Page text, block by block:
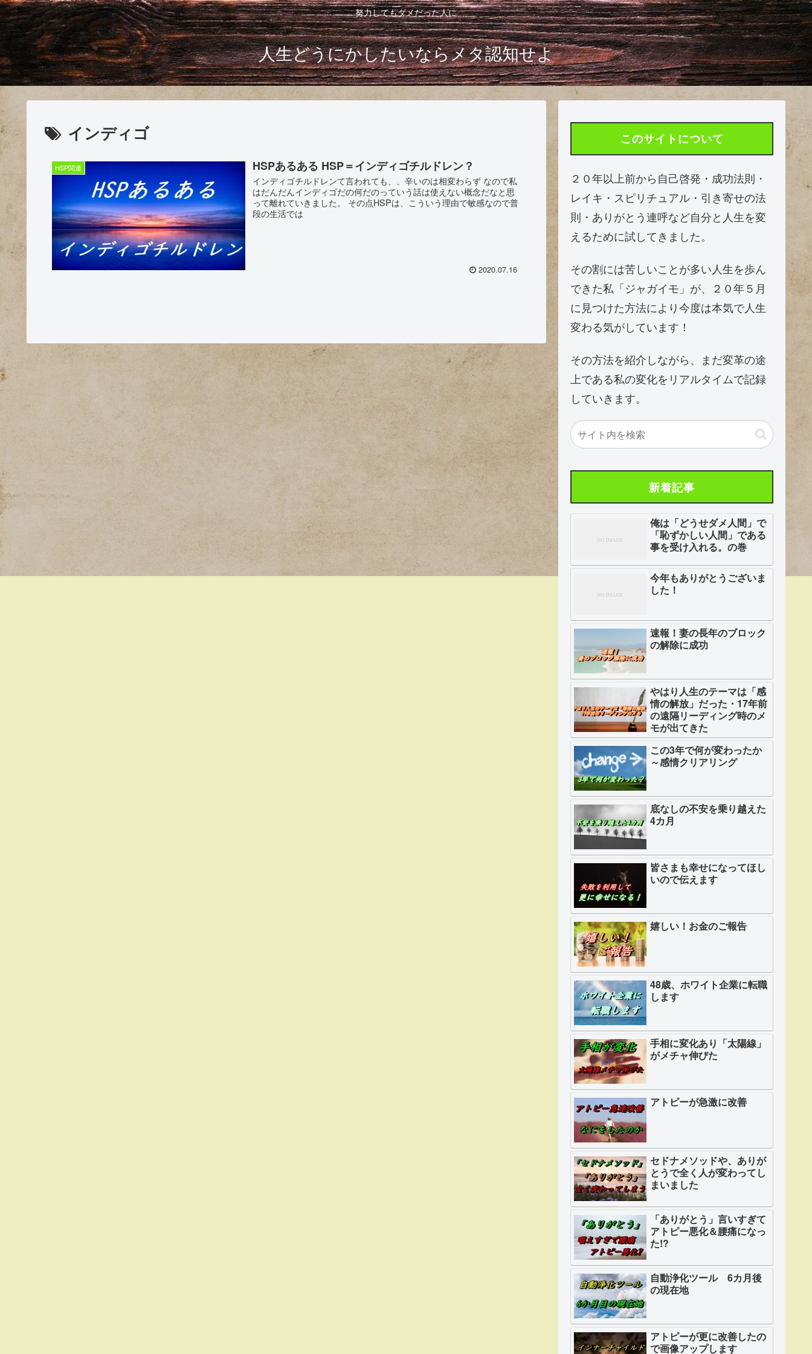
努力してもダメだった人に
人生どうにかしたいならメタ認知せよ
インディゴ
HSP関連 HSPあるある HSP＝インディゴチルドレン？
インディゴチルドレンて言われても、、辛いのは相変わらず なので私
はだんだんインディゴだの何だのっていう話は使えない概念だなと思
って離れていきました。 その点HSPは、こういう理由で敏感なので普
段の生活では
2020.07.16
このサイトについて
２０年以上前から自己啓発・成功法則・
レイキ・スピリチュアル・引き寄せの法
則・ありがとう連呼など自分と人生を変
えるために試してきました。
その割には苦しいことが多い人生を歩ん
できた私「ジャガイモ」が、２０年５月
に見つけた方法により今度は本気で人生
変わる気がしています！
その方法を紹介しながら、まだ変革の途
上である私の変化をリアルタイムで記録
していきます。
新着記事
俺は「どうせダメ人間」で
「恥ずかしい人間」である
事を受け入れる。の巻
今年もありがとうございま
した！
速報！妻の長年のブロック
の解除に成功
やはり人生のテーマは「感
情の解放」だった・17年前
の遠隔リーディング時のメ
モが出てきた
この3年で何が変わったか
～感情クリアリング
底なしの不安を乗り越えた
4カ月
皆さまも幸せになってほし
いので伝えます
嬉しい！お金のご報告
48歳、ホワイト企業に転職
します
手相に変化あり「太陽線」
がメチャ伸びた
アトピーが急激に改善
セドナメソッドや、ありが
とうで全く人が変わってし
まいました
「ありがとう」言いすぎて
アトピー悪化＆腰痛になっ
た!?
自動浄化ツール 6カ月後
の現在地
アトピーが更に改善したの
で画像アップします